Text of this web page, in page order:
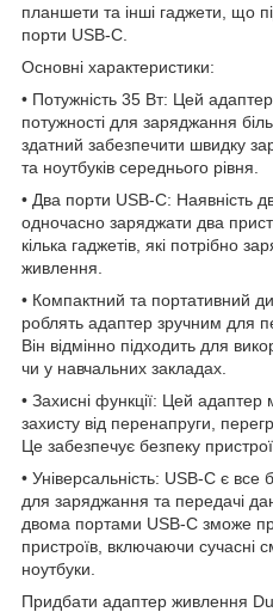
планшети та інші гаджети, що
порти USB-C.
Основні характеристики:
• Потужність 35 Вт: Цей
потужності для заряджання
здатний забезпечити швидку
та ноутбуків середнього рівня.
• Два порти USB-C: Наявність
одночасно заряджати два
кілька гаджетів, які потрібно
живлення.
• Компактний та портативний
роблять адаптер зручним для
Він відмінно підходить для
чи у навчальних закладах.
• Захисні функції: Цей адаптер
захисту від перенапруги,
Це забезпечує безпеку
• Універсальність: USB-C є
для заряджання та передачі
двома портами USB-C зможе
пристроїв, включаючи сучасні
ноутбуки.
Придбати адаптер живлення